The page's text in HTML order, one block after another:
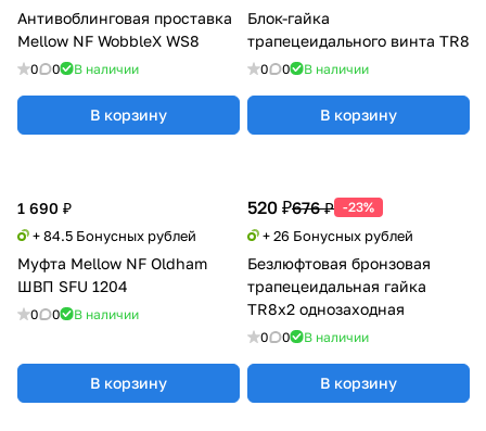
Антивоблинговая проставка
Mellow NF WobbleX WS8
0 0 В наличии
В корзину
Блок-гайка
трапецеидального винта TR8
0 0 В наличии
В корзину
1 690 ₽
+ 84.5 Бонусных рублей
Муфта Mellow NF Oldham
ШВП SFU 1204
0 0 В наличии
В корзину
520 ₽676 ₽ -23%
+ 26 Бонусных рублей
Безлюфтовая бронзовая
трапецеидальная гайка
TR8x2 однозаходная
0 0 В наличии
В корзину